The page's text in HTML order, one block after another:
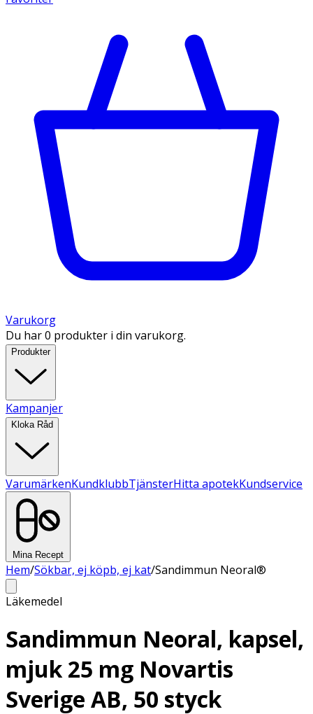
Varukorg
Du har 0 produkter i din varukorg.
Produkter
Kampanjer
Kloka Råd
VarumärkenKundklubbTjänsterHitta apotekKundservice
Mina Recept
Hem/Sökbar, ej köpb, ej kat/Sandimmun Neoral®
Läkemedel
Sandimmun Neoral, kapsel,
mjuk 25 mg Novartis
Sverige AB, 50 styck